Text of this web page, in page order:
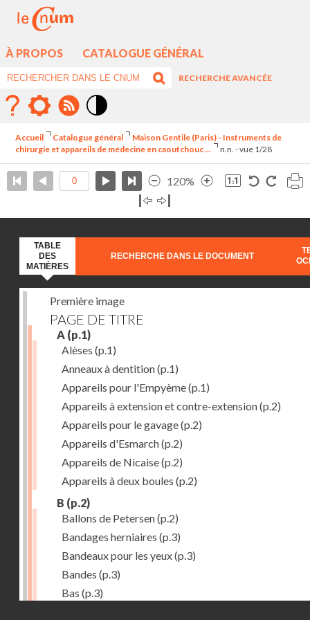
À PROPOS CATALOGUE GÉNÉRAL
RECHERCHE AVANCÉE
élévé
Accueil Catalogue général
Maison Gentile (Paris) - Instruments de
chirurgie et appareils de médecine en caoutchouc ...
n.n. - vue 1/28
120%
TABLE
DES
MATIÈRES
RECHERCHE DANS LE DOCUMENT
Première image
PAGE DE TITRE
A (p.1)
Alèses (p.1)
Anneaux à dentition(p.1)
Appareils pour l'Empyème(p.1)
Appareils à extension et contre-extension(p.2)
Appareils pour le gavage(p.2)
Appareils d'Esmarch(p.2)
Appareils de Nicaise(p.2)
Appareils à deux boules (p.2)
B (p.2)
Ballons de Petersen(p.2)
Bandages herniaires (p.3)
Bandeaux pour les yeux(p.3)
Bandes (p.3)
Bas (p.3)